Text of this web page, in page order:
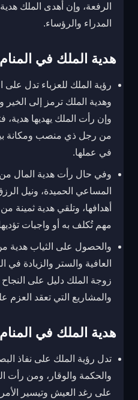
الرفعة، وإن أهدى الملك
المدراء والرؤساء.
هدية الملك في المنام
رؤية الملك للعزباء تدل على
وهدية الملك ترمز إلى
وإن رأت الملك يهديها
من رجل ذي منصب ومكانة
في عملها.
وفي حال رأت هدية المال
المساعي الحميدة، ونيل
أهدافها، وتلقي هدية ثمينة
مهم تُكلف به أو واجبات
والحصول على الثياب هدية
العافية والستر والزيادة
زوجة الملك دليل على
والمشاريع التي تعقد العزم
هدية الملك في
تدل رؤية الملك على نفاذ
والحكمة والوقار، ومن رأت
على رغد العيش وتيسير الأمر